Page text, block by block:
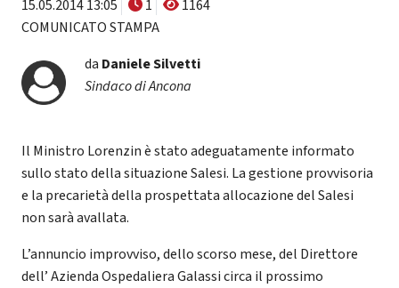
15.05.2014 13:05 1
1164
COMUNICATO STAMPA
da Daniele Silvetti
Sindaco di Ancona
Il Ministro Lorenzin è stato adeguatamente informato
sullo stato della situazione Salesi. La gestione provvisoria
e la precarietà della prospettata allocazione del Salesi
non sarà avallata.
L’annuncio improvviso, dello scorso mese, del Direttore
dell’ Azienda Ospedaliera Galassi circa il prossimo